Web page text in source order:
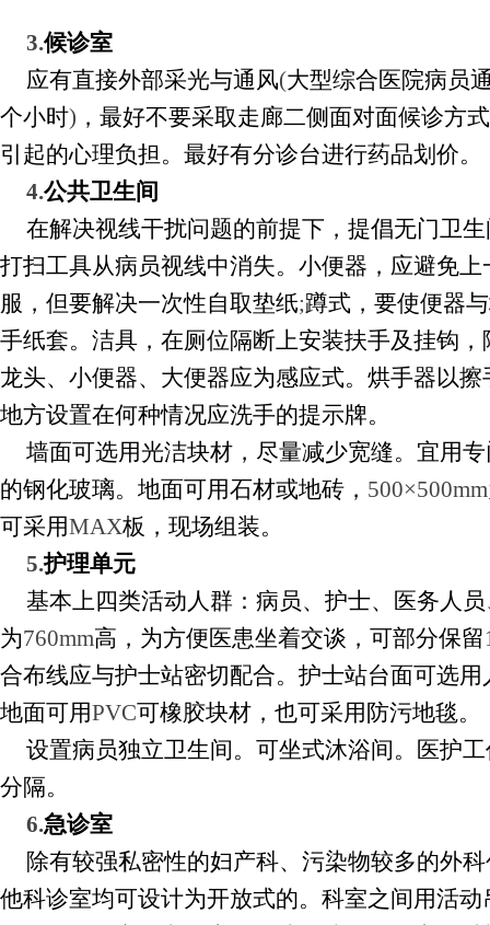
3.候诊室
应有直接外部采光与通风(大型综合医院病员
个小时) ，最好不要采取走廊二侧面对面候诊方
引起的心理负担。最好有分诊台进行药品划价。
4.公共卫生间
在解决视线干扰问题的前提下，提倡无门卫
打扫工具从病员视线中消失。小便器，应避免
服，但要解决一次性自取垫纸;蹲式，要使便器
手纸套。洁具，在厕位隔断上安装扶手及挂钩
龙头、小便器、大便器应为感应式。烘手器以
地方设置在何种情况应洗手的提示牌。
墙面可选用光洁块材，尽量减少宽缝。宜用
的钢化玻璃。地面可用石材或地砖， 500×500mm
可采用MAX板，现场组装。
5.护理单元
基本上四类活动人群：病员、护士、医务人
为760mm高，为方便医患坐着交谈，可部分保留
合布线应与护士站密切配合。护士站台面可选
地面可用PVC可橡胶块材，也可采用防污地毯。
设置病员独立卫生间。可坐式沐浴间。医护
分隔。
6.急诊室
除有较强私密性的妇产科、污染物较多的外
他科诊室均可设计为开放式的。科室之间用活